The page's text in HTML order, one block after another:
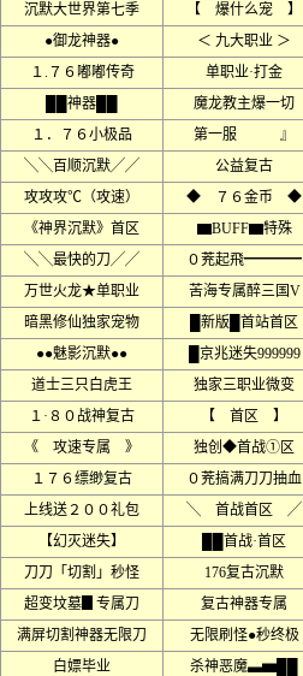
沉默大世界第七季
【 爆什么宠 】
●御龙神器●
＜ 九大职业 ＞
１.７６嘟嘟传奇
单职业·打金
██神器██
魔龙教主爆一切
１．７６小极品
第一服 』
╲╲百顺沉默╱╱
公益复古
攻攻攻℃（攻速）
◆ ７６金币 ◆
《神界沉默》首区
▆BUFF▆特殊
╲╲最快的刀╱╱
０茺起飛━━━━
万世火龙★单职业
苦海专属醉三国V
暗黑修仙独家宠物
█新版█首站首区
●●魅影沉默●●
█京兆迷失999999
道士三只白虎王
独家三职业微变
１·８０战神复古
【 首区 】
《 攻速专属 》
独创◆首战①区
１７６缥缈复古
０茺搞满刀刀抽血
上线送２００礼包
╲ 首战首区 ╱
【幻灭迷失】
██首战·首区
刀刀「切割」秒怪
176复古沉默
超变坟墓▊专属刀
复古神器专属
满屏切割神器无限刀
无限刷怪●秒终极
白嫖毕业
杀神恶魔▃▅██